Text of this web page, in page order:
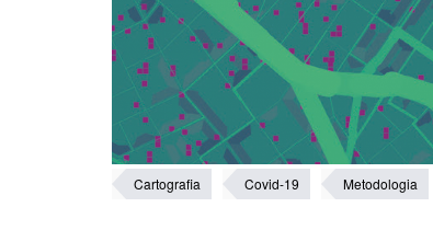
Cartografia Covid-19 Metodologia